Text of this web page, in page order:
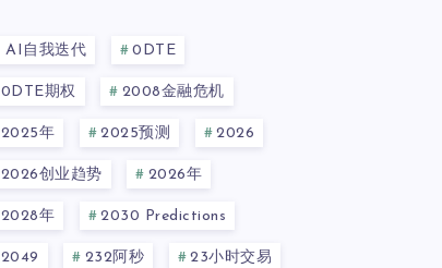
AI自我迭代 0DTE
0DTE期权 2008金融危机
2025年 2025预测 2026
2026创业趋势 2026年
2028年 2030 Predictions
2049 232阿秒 23小时交易